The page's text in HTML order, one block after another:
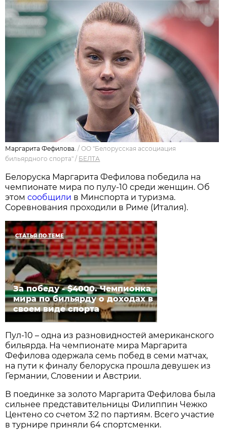
Маргарита Фефилова./ОО "Белорусская ассоциация
бильярдного спорта" / БЕЛТА
Белоруска Маргарита Фефилова победила на
чемпионате мира по пулу-10 среди женщин. Об
этомсообщили в Минспорта и туризма.
Соревнования проходили в Риме (Италия).
СТАТЬЯ ПО ТЕМЕ
За победу - $4000. Чемпионка
мира по бильярду о доходах в
своем виде спорта
Пул-10 – одна из разновидностей американского
бильярда. На чемпионате мира Маргарита
Фефилова одержала семь побед в семи матчах,
на пути к финалу белоруска прошла девушек из
Германии, Словении и Австрии.
В поединке за золото Маргарита Фефилова была
сильнее представительницы Филиппин Чежко
Центено со счетом 3:2 по партиям. Всего участие
в турнире приняли 64 спортсменки.